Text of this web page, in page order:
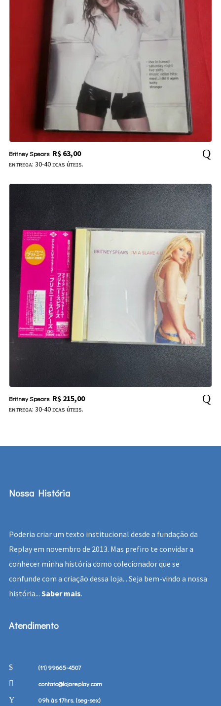
Britney Spears R$63,00
ᴇɴᴛʀᴇɢᴀ: 30-40 ᴅɪᴀs úᴛᴇɪs.
Britney Spears R$215,00
ᴇɴᴛʀᴇɢᴀ: 30-40 ᴅɪᴀs úᴛᴇɪs.
Nossa História
Poderia criar um texto institucional desde a fundação da
Replay em novembro de 2013. Mas prefiro te convidar a
conhecer minha história como colecionador que se
confunde com a criação dessa loja... Seja bem-vindo a nossa
história... Saber mais.
Atendimento
(11) 99665-4507
contato@lojareplay.com
09h às 17hrs. (seg-sex)